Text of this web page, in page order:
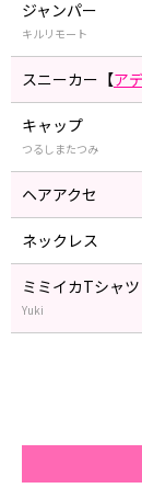
ジャンパー
キルリモート
スニーカー【ア
キャップ
つるしまたつみ
ヘアアクセ
ネックレス
ミミイカTシャ
Yuki